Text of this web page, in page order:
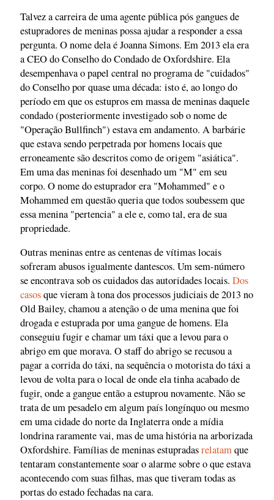
Talvez a carreira de uma agente pública pós gangues de
estupradores de meninas possa ajudar a responder a essa
pergunta. O nome dela é Joanna Simons. Em 2013 ela era
a CEO do Conselho do Condado de Oxfordshire. Ela
desempenhava o papel central no programa de "cuidados"
do Conselho por quase uma década: isto é, ao longo do
período em que os estupros em massa de meninas daquele
condado (posteriormente investigado sob o nome de
"Operação Bullfinch") estava em andamento. A barbárie
que estava sendo perpetrada por homens locais que
erroneamente são descritos como de origem "asiática".
Em uma das meninas foi desenhado um "M" em seu
corpo. O nome do estuprador era "Mohammed" e o
Mohammed em questão queria que todos soubessem que
essa menina "pertencia" a ele e, como tal, era de sua
propriedade.
Outras meninas entre as centenas de vítimas locais
sofreram abusos igualmente dantescos. Um sem-número
se encontrava sob os cuidados das autoridades locais. Dos
casosque vieram à tona dos processos judiciais de 2013 no
Old Bailey, chamou a atenção o de uma menina que foi
drogada e estuprada por uma gangue de homens. Ela
conseguiu fugir e chamar um táxi que a levou para o
abrigo em que morava. O staff do abrigo se recusou a
pagar a corrida do táxi, na sequência o motorista do táxi a
levou de volta para o local de onde ela tinha acabado de
fugir, onde a gangue então a estuprou novamente. Não se
trata de um pesadelo em algum país longínquo ou mesmo
em uma cidade do norte da Inglaterra onde a mídia
londrina raramente vai, mas de uma história na arborizada
Oxfordshire. Famílias de meninas estupradasrelatamque
tentaram constantemente soar o alarme sobre o que estava
acontecendo com suas filhas, mas que tiveram todas as
portas do estado fechadas na cara.